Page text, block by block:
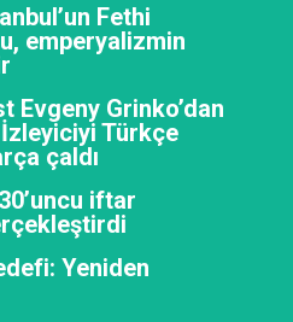
Fethi
emperyalizmin
Evgeny Grinko’dan
Türkçe
çaldı
iftar
Yeniden